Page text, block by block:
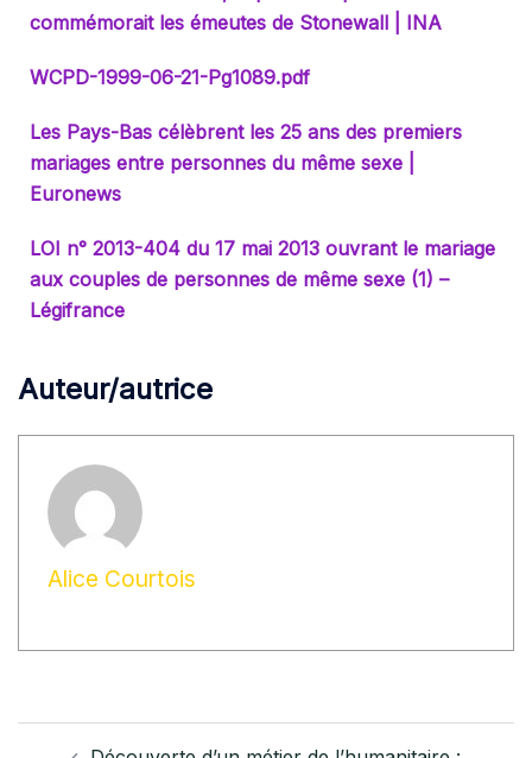
commémorait les émeutes de Stonewall | INA
WCPD-1999-06-21-Pg1089.pdf
Les Pays-Bas célèbrent les 25 ans des premiers
mariages entre personnes du même sexe |
Euronews
LOI n° 2013-404 du 17 mai 2013 ouvrant le mariage
aux couples de personnes de même sexe (1) –
Légifrance
Auteur/autrice
Alice Courtois